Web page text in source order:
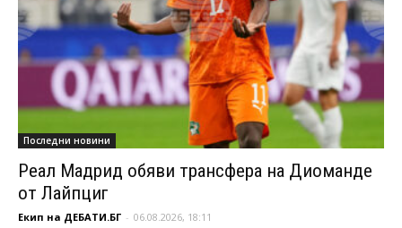
Последни новини
Реал Мадрид обяви трансфера на Диоманде
от Лайпциг
Екип на ДЕБАТИ.БГ - 06.08.2026, 18:11